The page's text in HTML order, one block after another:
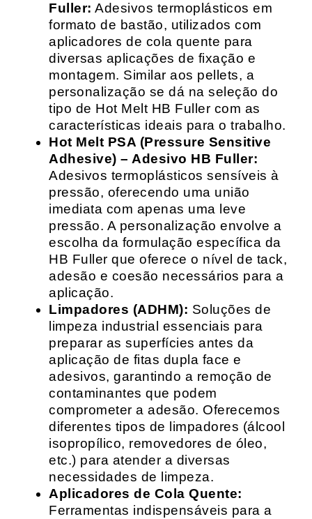
Fuller: Adesivos termoplásticos em
formato de bastão, utilizados com
aplicadores de cola quente para
diversas aplicações de fixação e
montagem. Similar aos pellets, a
personalização se dá na seleção do
tipo de Hot Melt HB Fuller com as
características ideais para o trabalho.
Hot Melt PSA (Pressure Sensitive
Adhesive) – Adesivo HB Fuller:
Adesivos termoplásticos sensíveis à
pressão, oferecendo uma união
imediata com apenas uma leve
pressão. A personalização envolve a
escolha da formulação específica da
HB Fuller que oferece o nível de tack,
adesão e coesão necessários para a
aplicação.
Limpadores (ADHM): Soluções de
limpeza industrial essenciais para
preparar as superfícies antes da
aplicação de fitas dupla face e
adesivos, garantindo a remoção de
contaminantes que podem
comprometer a adesão. Oferecemos
diferentes tipos de limpadores (álcool
isopropílico, removedores de óleo,
etc.) para atender a diversas
necessidades de limpeza.
Aplicadores de Cola Quente:
Ferramentas indispensáveis para a